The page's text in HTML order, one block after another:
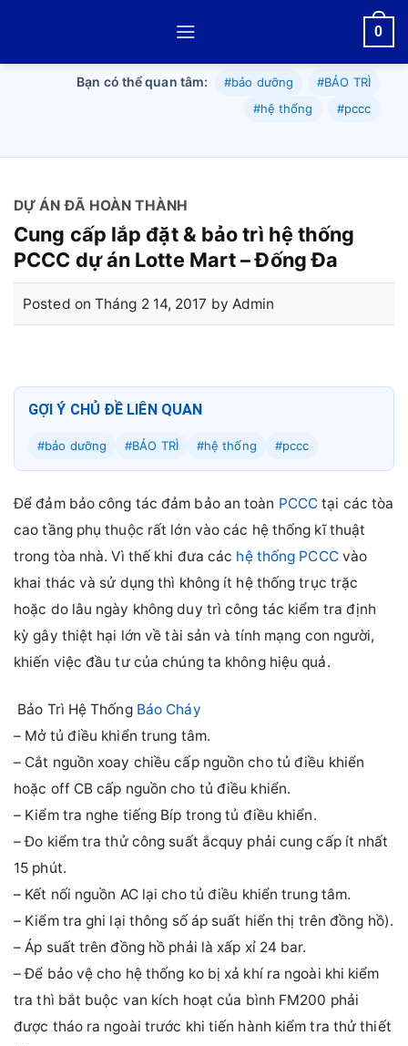
0
Bạn có thể quan tâm: #bảo dưỡng
#BẢO TRÌ
#hệ thống
#pccc
DỰ ÁN ĐÃ HOÀN THÀNH
Cung cấp lắp đặt & bảo trì hệ thống
PCCC dự án Lotte Mart – Đống Đa
Posted on Tháng 2 14, 2017 byAdmin
GỢI Ý CHỦ ĐỀ LIÊN QUAN
#bảo dưỡng #BẢO TRÌ #hệ thống #pccc
Để đảm bảo công tác đảm bảo an toàn PCCC tại các tòa
cao tầng phụ thuộc rất lớn vào các hệ thống kĩ thuật
trong tòa nhà. Vì thế khi đưa các hệ thống PCCCvào
khai thác và sử dụng thì không ít hệ thống trục trặc
hoặc do lâu ngày không duy trì công tác kiểm tra định
kỳ gây thiệt hại lớn về tài sản và tính mạng con người,
khiến việc đầu tư của chúng ta không hiệu quả.
Bảo Trì Hệ Thống Báo Cháy
– Mở tủ điều khiển trung tâm.
– Cắt nguồn xoay chiều cấp nguồn cho tủ điều khiển
hoặc off CB cấp nguồn cho tủ điều khiển.
– Kiểm tra nghe tiếng Bíp trong tủ điều khiển.
– Đo kiểm tra thử công suất ắcquy phải cung cấp ít nhất
15 phút.
– Kết nối nguồn AC lại cho tủ điều khiển trung tâm.
– Kiểm tra ghi lại thông số áp suất hiển thị trên đồng hồ).
– Áp suất trên đồng hồ phải là xấp xỉ 24 bar.
– Để bảo vệ cho hệ thống ko bị xả khí ra ngoài khi kiểm
tra thì bắt buộc van kích hoạt của bình FM200 phải
được tháo ra ngoài trước khi tiến hành kiểm tra thử thiết